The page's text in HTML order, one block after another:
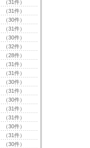
（31件）
（31件）
（30件）
（31件）
（30件）
（32件）
（28件）
（31件）
（31件）
（30件）
（31件）
（30件）
（31件）
（31件）
（30件）
（31件）
（30件）